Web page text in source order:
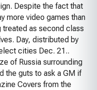
Despite the fact that
more video games than
as second class
Day, distributed by
cities Dec. 21..
of Russia surrounding
the guts to ask a GM if
Covers from the